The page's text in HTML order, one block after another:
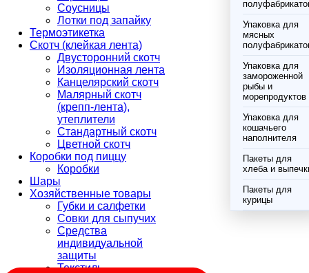
Соусницы
Лотки под запайку
Термоэтикетка
Скотч (клейкая лента)
Двусторонний скотч
Изоляционная лента
Канцелярский скотч
Малярный скотч
(крепп-лента),
утеплители
Стандартный скотч
Цветной скотч
Коробки под пиццу
Коробки
Шары
Хозяйственные товары
Губки и салфетки
Совки для сыпучих
Средства
индивидуальной
защиты
Текстиль
Упаковка для
мясных
Упаковка для
замороженной
рыбы и
морепродуктов
Упаковка для
кошачьего
наполнителя
Пакеты для
хлеба и
Пакеты для
курицы